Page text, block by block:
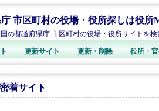
市区町村の役場・役所探しは役所
の都道府県庁 市区町村の役場・役所サイトを
更新サイト 更新・削除 役所・
着サイト